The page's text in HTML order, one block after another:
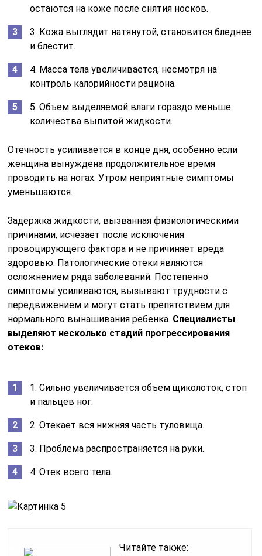
остаются на коже после снятия носков.
3. Кожа выглядит натянутой, становится бледнее
и блестит.
4. Масса тела увеличивается, несмотря на
контроль калорийности рациона.
5. Объем выделяемой влаги гораздо меньше
количества выпитой жидкости.
Отечность усиливается в конце дня, особенно если
женщина вынуждена продолжительное время
проводить на ногах. Утром неприятные симптомы
уменьшаются.
Задержка жидкости, вызванная физиологическими
причинами, исчезает после исключения
провоцирующего фактора и не причиняет вреда
здоровью. Патологические отеки являются
осложнением ряда заболеваний. Постепенно
симптомы усиливаются, вызывают трудности с
передвижением и могут стать препятствием для
нормального вынашивания ребенка. Специалисты
выделяют несколько стадий прогрессирования
отеков:
1. Сильно увеличивается объем щиколоток, стоп
и пальцев ног.
2. Отекает вся нижняя часть туловища.
3. Проблема распространяется на руки.
4. Отек всего тела.
Читайте также: